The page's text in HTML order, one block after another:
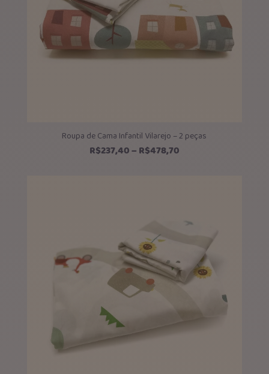
Roupa de Cama Infantil Vilarejo – 2 peças
R$237,40– R$478,70Faixa